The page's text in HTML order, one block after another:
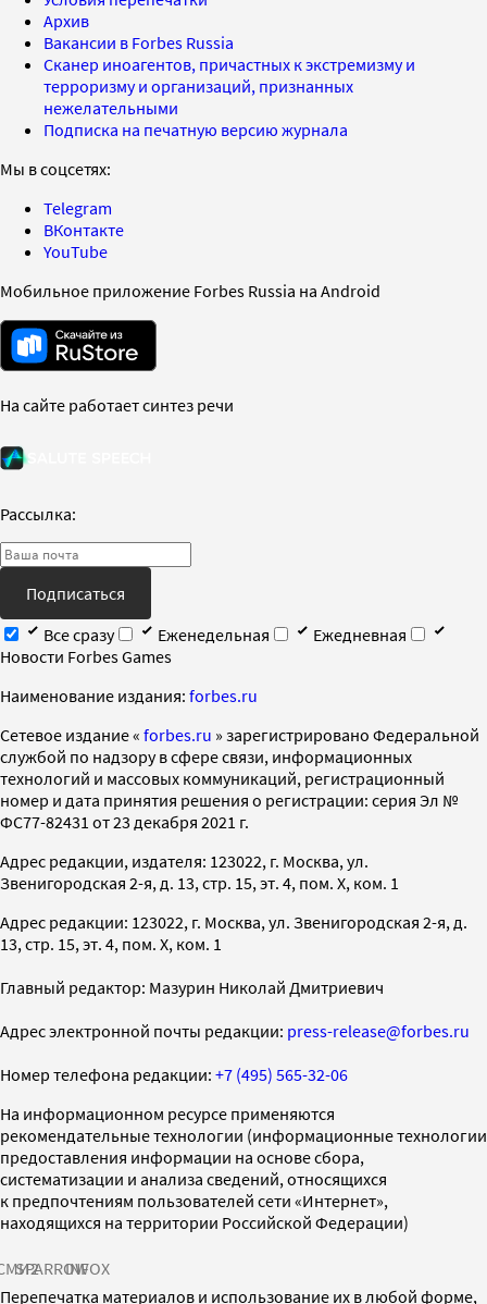
Архив
Вакансии в Forbes Russia
Сканер иноагентов, причастных к экстремизму и
терроризму и организаций, признанных
нежелательными
Подписка на печатную версию журнала
Мы в соцсетях:
Telegram
ВКонтакте
YouTube
Мобильное приложение Forbes Russia на Android
На сайте работает синтез речи
Рассылка:
Подписаться
Все сразу
Еженедельная
Ежедневная
Новости Forbes Games
Наименование издания: forbes.ru
Cетевое издание « forbes.ru » зарегистрировано Федеральной
службой по надзору в сфере связи, информационных
технологий и массовых коммуникаций, регистрационный
номер и дата принятия решения о регистрации: серия Эл №
ФС77-82431 от 23 декабря 2021 г.
Адрес редакции, издателя: 123022, г. Москва, ул.
Звенигородская 2-я, д. 13, стр. 15, эт. 4, пом. X, ком. 1
Адрес редакции: 123022, г. Москва, ул. Звенигородская 2-я, д.
13, стр. 15, эт. 4, пом. X, ком. 1
Главный редактор: Мазурин Николай Дмитриевич
Адрес электронной почты редакции: press-release@forbes.ru
Номер телефона редакции: +7 (495) 565-32-06
На информационном ресурсе применяются
рекомендательные технологии (информационные технологии
предоставления информации на основе сбора,
систематизации и анализа сведений, относящихся
к предпочтениям пользователей сети «Интернет»,
находящихся на территории Российской Федерации)
SPARROWINFOX
Перепечатка материалов и использование их в любой форме,